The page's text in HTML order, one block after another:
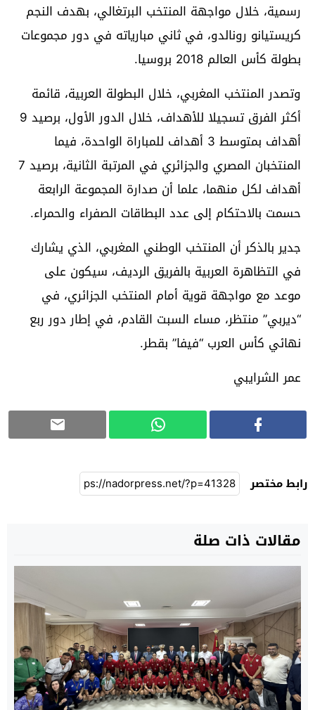
رسمية، خلال مواجهة المنتخب البرتغالي، بهدف النجم
كريستيانو رونالدو، في ثاني مبارياته في دور مجموعات
بطولة كأس العالم 2018 بروسيا.
وتصدر المنتخب المغربي، خلال البطولة العربية، قائمة
أكثر الفرق تسجيلا للأهداف، خلال الدور الأول، برصيد 9
أهداف بمتوسط 3 أهداف للمباراة الواحدة، فيما
المنتخبان المصري والجزائري في المرتبة الثانية، برصيد 7
أهداف لكل منهما، علما أن صدارة المجموعة الرابعة
حسمت بالاحتكام إلى عدد البطاقات الصفراء والحمراء.
جدير بالذكر أن المنتخب الوطني المغربي، الذي يشارك
في التظاهرة العربية بالفريق الرديف، سيكون على
موعد مع مواجهة قوية أمام المنتخب الجزائري، في
“ديربي” منتظر، مساء السبت القادم، في إطار دور ربع
نهائي كأس العرب “فيفا” بقطر.
عمر الشرايبي
رابط مختصر
مقالات ذات صلة